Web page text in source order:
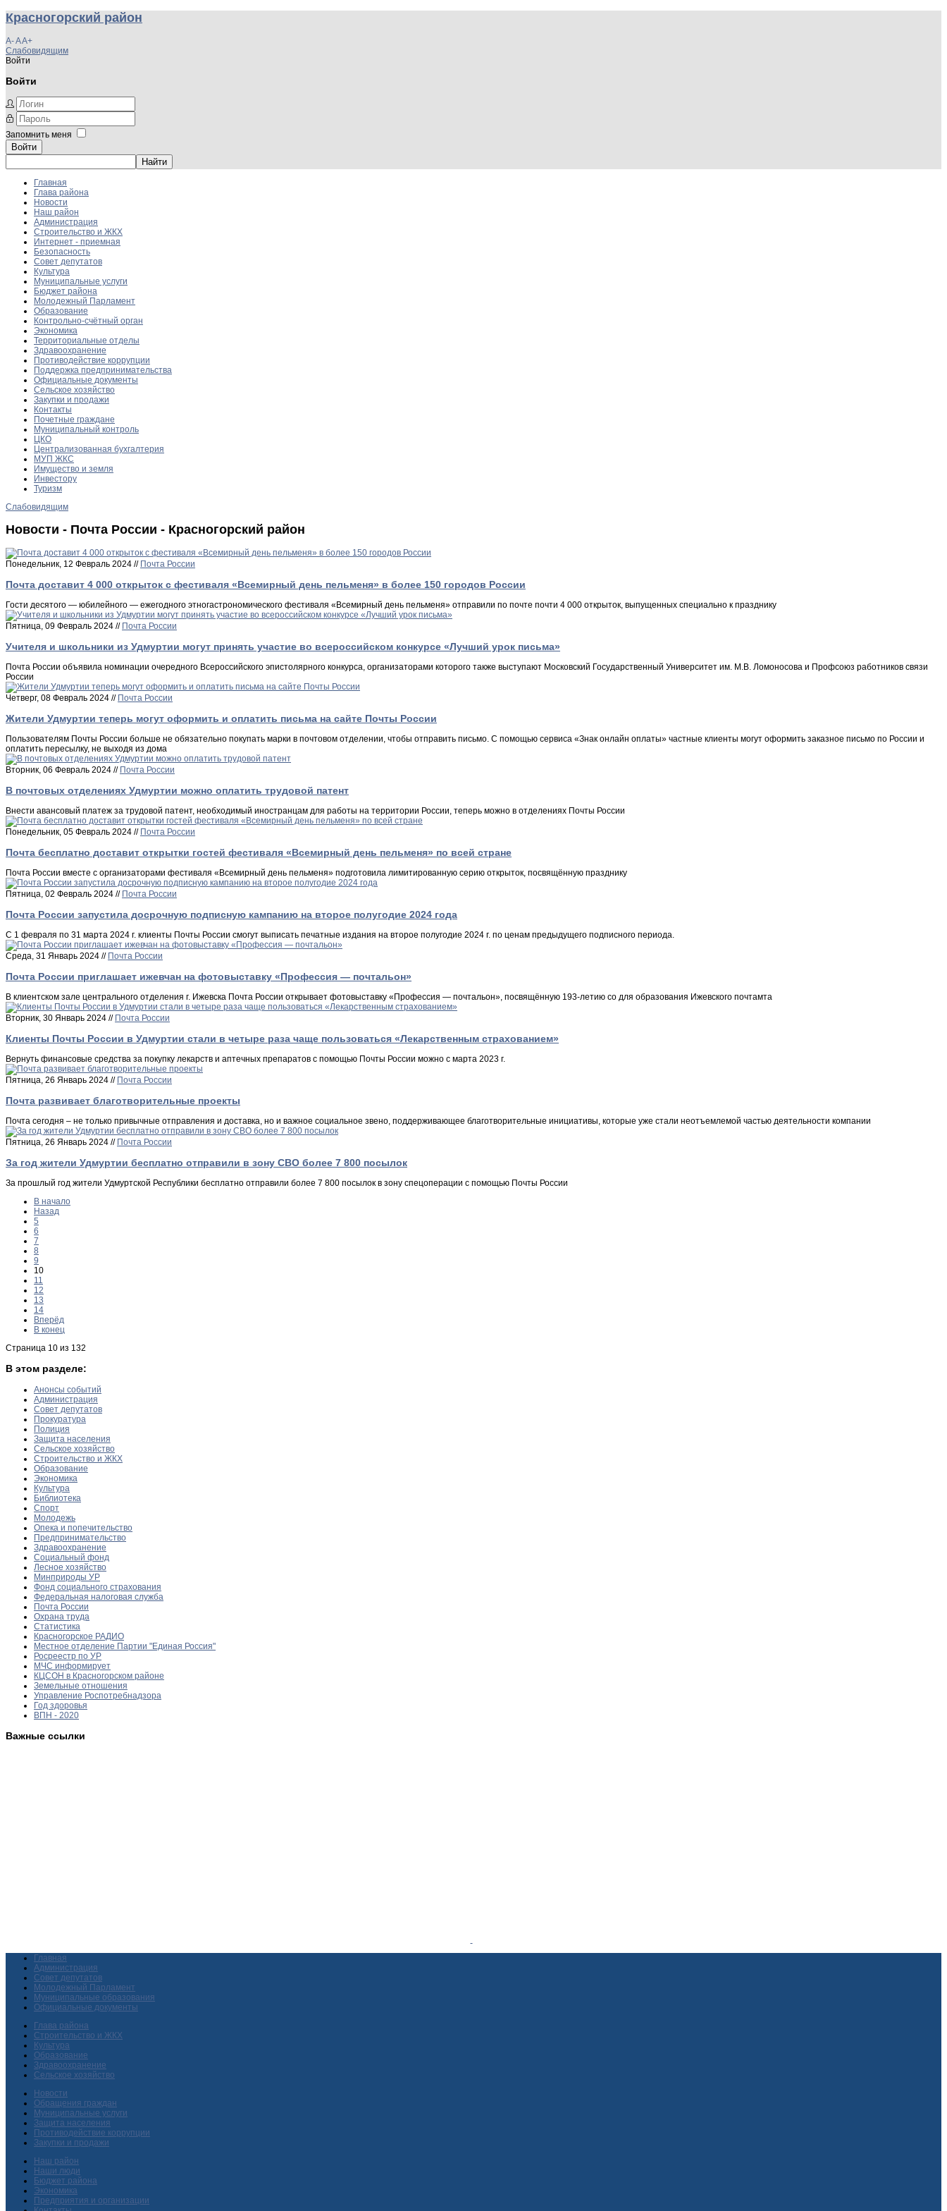
Красногорский район
A-AA+
Слабовидящим
Войти
Войти
Запомнить меня
Войти
Главная
Глава района
Новости
Наш район
Администрация
Строительство и ЖКХ
Интернет - приемная
Безопасность
Совет депутатов
Культура
Муниципальные услуги
Бюджет района
Молодежный Парламент
Образование
Контрольно-счётный орган
Экономика
Территориальные отделы
Здравоохранение
Противодействие коррупции
Поддержка предпринимательства
Официальные документы
Сельское хозяйство
Закупки и продажи
Контакты
Почетные граждане
Муниципальный контроль
ЦКО
Централизованная бухгалтерия
МУП ЖКС
Имущество и земля
Инвестору
Туризм
Слабовидящим
Новости - Почта России - Красногорский район
Понедельник, 12 Февраль 2024 // Почта России
Почта доставит 4 000 открыток с фестиваля «Всемирный день пельменя» в более 150 городов России
Гости десятого — юбилейного — ежегодного этногастрономического фестиваля «Всемирный день пельменя» отправили по почте почти 4 000 открыток, выпущенных специально к празднику
Пятница, 09 Февраль 2024 // Почта России
Учителя и школьники из Удмуртии могут принять участие во всероссийском конкурсе «Лучший урок письма»
Почта России объявила номинации очередного Всероссийского эпистолярного конкурса, организаторами которого также выступают Московский Государственный Университет им. М.В. Ломоносова и Профсоюз работников связи
России
Четверг, 08 Февраль 2024 // Почта России
Жители Удмуртии теперь могут оформить и оплатить письма на сайте Почты России
Пользователям Почты России больше не обязательно покупать марки в почтовом отделении, чтобы отправить письмо. С помощью сервиса «Знак онлайн оплаты» частные клиенты могут оформить заказное письмо по России и
оплатить пересылку, не выходя из дома
Вторник, 06 Февраль 2024 // Почта России
В почтовых отделениях Удмуртии можно оплатить трудовой патент
Внести авансовый платеж за трудовой патент, необходимый иностранцам для работы на территории России, теперь можно в отделениях Почты России
Понедельник, 05 Февраль 2024 // Почта России
Почта бесплатно доставит открытки гостей фестиваля «Всемирный день пельменя» по всей стране
Почта России вместе с организаторами фестиваля «Всемирный день пельменя» подготовила лимитированную серию открыток, посвящённую празднику
Пятница, 02 Февраль 2024 // Почта России
Почта России запустила досрочную подписную кампанию на второе полугодие 2024 года
С 1 февраля по 31 марта 2024 г. клиенты Почты России смогут выписать печатные издания на второе полугодие 2024 г. по ценам предыдущего подписного периода.
Среда, 31 Январь 2024 // Почта России
Почта России приглашает ижевчан на фотовыставку «Профессия — почтальон»
В клиентском зале центрального отделения г. Ижевска Почта России открывает фотовыставку «Профессия — почтальон», посвящённую 193-летию со для образования Ижевского почтамта
Вторник, 30 Январь 2024 // Почта России
Клиенты Почты России в Удмуртии стали в четыре раза чаще пользоваться «Лекарственным страхованием»
Вернуть финансовые средства за покупку лекарств и аптечных препаратов с помощью Почты России можно с марта 2023 г.
Пятница, 26 Январь 2024 // Почта России
Почта развивает благотворительные проекты
Почта сегодня – не только привычные отправления и доставка, но и важное социальное звено, поддерживающее благотворительные инициативы, которые уже стали неотъемлемой частью деятельности компании
Пятница, 26 Январь 2024 // Почта России
За год жители Удмуртии бесплатно отправили в зону CBО более 7 800 посылок
За прошлый год жители Удмуртской Республики бесплатно отправили более 7 800 посылок в зону cпeцoпеpации с помощью Почты России
В начало
Назад
5
6
7
8
9
10
11
12
13
14
Вперёд
В конец
Страница 10 из 132
В этом разделе:
Анонсы событий
Администрация
Совет депутатов
Прокуратура
Полиция
Защита населения
Сельское хозяйство
Строительство и ЖКХ
Образование
Экономика
Культура
Библиотека
Спорт
Молодежь
Опека и попечительство
Предпринимательство
Здравоохранение
Социальный фонд
Лесное хозяйство
Минприроды УР
Фонд социального страхования
Федеральная налоговая служба
Почта России
Охрана труда
Статистика
Красногорское РАДИО
Местное отделение Партии "Единая Россия"
Росреестр по УР
МЧС информирует
КЦСОН в Красногорском районе
Земельные отношения
Управление Роспотребнадзора
Год здоровья
ВПН - 2020
Важные ссылки
Главная
Администрация
Совет депутатов
Молодежный Парламент
Муниципальные образования
Официальные документы
Глава района
Строительство и ЖКХ
Культура
Образование
Здравоохранение
Сельское хозяйство
Новости
Обращения граждан
Муниципальные услуги
Защита населения
Противодействие коррупции
Закупки и продажи
Наш район
Наши люди
Бюджет района
Экономика
Предприятия и организации